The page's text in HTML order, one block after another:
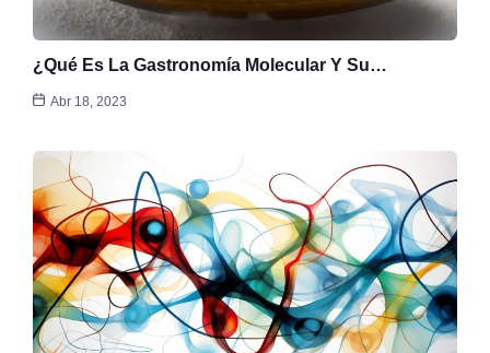
¿Qué Es La Gastronomía Molecular Y Su…
Abr 18, 2023